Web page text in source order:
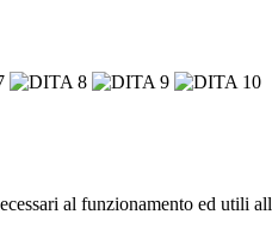
al funzionamento ed utili